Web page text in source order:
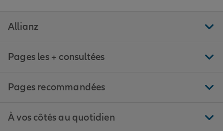
Allianz
Pages les + consultées
Pages recommandées
À vos côtés au quotidien